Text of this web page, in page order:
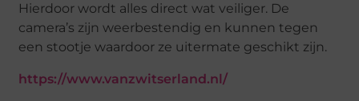
Hierdoor wordt alles direct wat veiliger. De
camera’s zijn weerbestendig en kunnen tegen
een stootje waardoor ze uitermate geschikt zijn.
https://www.vanzwitserland.nl/